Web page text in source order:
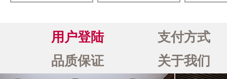
用户登陆
支付方式
品质保证
关于我们